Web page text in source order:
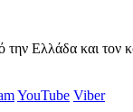
την Ελλάδα και τον
YouTube Viber